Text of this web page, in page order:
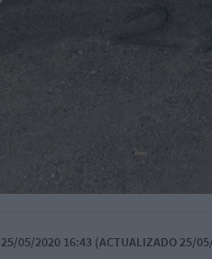
25/05/2020 16:43 (ACTUALIZADO 25/